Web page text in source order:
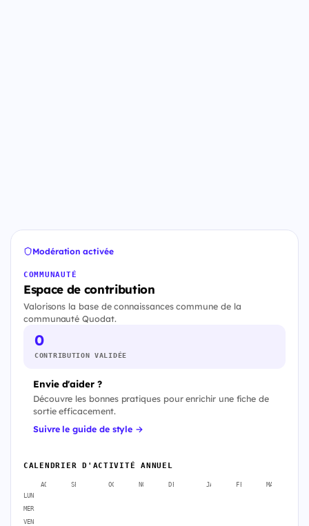
Modération activée
COMMUNAUTÉ
Espace de contribution
Valorisons la base de connaissances commune de la
communauté Quodat.
0
CONTRIBUTION VALIDÉE
Envie d'aider ?
Découvre les bonnes pratiques pour enrichir une fiche de
sortie efficacement.
Suivre le guide de style →
CALENDRIER D'ACTIVITÉ ANNUEL
AOÛT SEPT. OCT. NOV. DÉC. JANV. FÉVR. MARS
LUN
MER
VEN